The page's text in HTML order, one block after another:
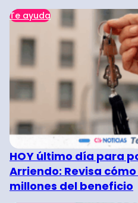
Te ayuda
HOY último día para
Arriendo: Revisa
millones del beneficio